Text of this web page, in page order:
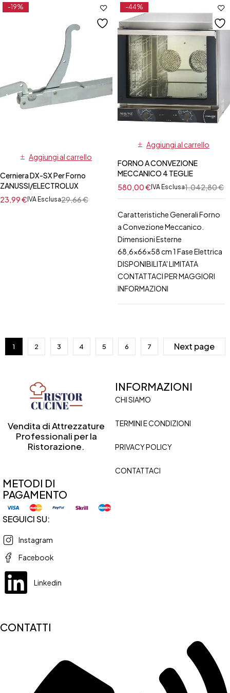
-19%
Aggiungi al carrello
Cerniera DX-SX Per Forno
ZANUSSI/ELECTROLUX
29,66€
23,99€ IVA Esclusa
-44%
Aggiungi al carrello
FORNO A CONVEZIONE
MECCANICO 4 TEGLIE
1.042,80€
580,00€ IVA Esclusa
Caratteristiche Generali Forno
a Convezione Meccanico.
Dimensioni Esterne
68,6x66x58 cm 1 Fase Elettrica
DISPONIBILITA' LIMITATA
CONTATTACI PER MAGGIORI
INFORMAZIONI
1 2 3 4 5 6 7 Next page
Vendita di Attrezzature
Professionali per la
Ristorazione.
INFORMAZIONI
CHI SIAMO
TERMINI E CONDIZIONI
PRIVACY POLICY
CONTATTACI
METODI DI
PAGAMENTO
SEGUICI SU:
Instagram
Facebook
Linkedin
CONTATTI